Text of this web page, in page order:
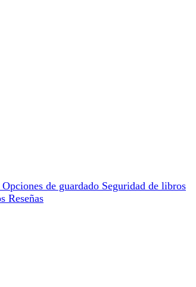
Opciones de guardado Seguridad de libros
Reseñas